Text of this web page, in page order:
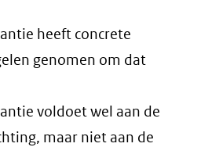
heeft concrete
genomen om dat
voldoet wel aan de
maar niet aan de